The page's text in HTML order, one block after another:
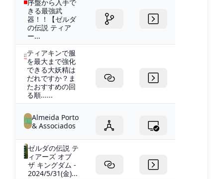
序盤から入手で
きる最強武
器！！【ゼルダ
の伝説 ティア
ー...
ティアキンで服
を最大まで強化
できる大妖精は
だれですか？ま
たおすすめの回
る順......
Almeida Porto
& Associados
ゼルダの伝説 テ
ィアーズ オブ
ザ キングダム -
2024/5/31(金)...